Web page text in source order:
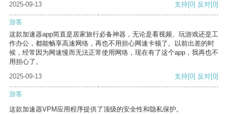
2025-09-13 支持[0] 反对[0]
游客
这款加速器app简直是居家旅行必备神器，无论是看视频、玩游戏还是工
作办公，都能畅享高速网络，再也不用担心网速卡顿了。以前出差的时
候，经常因为网速慢而无法正常使用网络，现在有了这个app，我再也不
用担心了。
2025-09-13
支持[0] 反对[0]
游客
这款加速器VPM应用程序提供了顶级的安全性和隐私保护。